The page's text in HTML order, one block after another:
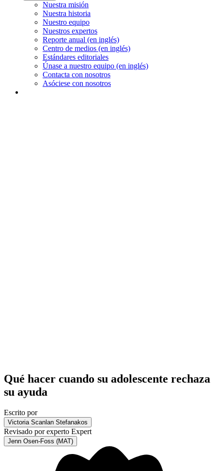
Nuestra misión
Nuestra historia
Nuestro equipo
Nuestros expertos
Reporte anual (en inglés)
Centro de medios (en inglés)
Estándares editoriales
Únase a nuestro equipo (en inglés)
Contacta con nosotros
Asóciese con nosotros
Qué hacer cuando su adolescente rechaza
su ayuda
Escrito por
Victoria Scanlan Stefanakos
Revisado por experto Expert
Jenn Osen-Foss (MAT)